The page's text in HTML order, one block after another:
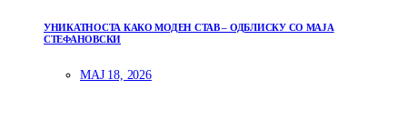
УНИКАТНОСТА КАКО МОДЕН СТАВ – ОДБЛИСКУ СО МАЈА
СТЕФАНОВСКИ
МАЈ 18, 2026